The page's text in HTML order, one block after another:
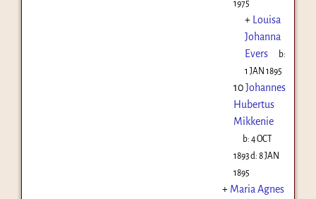
1975
+ Louisa
Johanna
Evers
b:
1 JAN 1895
10Johannes
Hubertus
Mikkenie
b:4 OCT
1893d: 8 JAN
1895
+ Maria Agnes